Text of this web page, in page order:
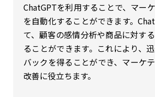
ChatGPTを利用することで、マー
を自動化することができます。
て、顧客の感情分析や商品に対す
ることができます。これにより、
バックを得ることができ、マーケ
改善に役立ちます。